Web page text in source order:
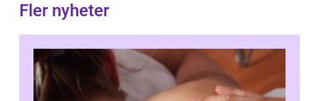
Fler nyheter